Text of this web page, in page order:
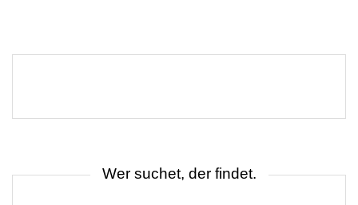
Wer suchet, der findet.